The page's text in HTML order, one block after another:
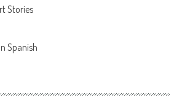
Stories
Spanish